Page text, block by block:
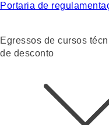
Portaria de
Egressos de cursos
de desconto